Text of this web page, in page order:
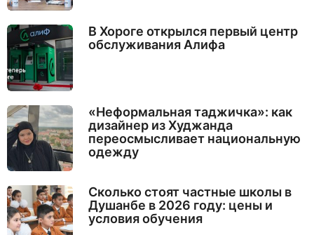
В Хороге открылся первый центр
обслуживания Алифа
«Неформальная таджичка»: как
дизайнер из Худжанда
переосмысливает национальную
одежду
Сколько стоят частные школы в
Душанбе в 2026 году: цены и
условия обучения